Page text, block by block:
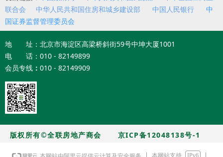
联合会
中华人民共和国住房和城乡建设部 中国人民银行
中
国证券监督管理委员会
地 址：北京市海淀区高梁桥斜街59号中坤大厦1001
电 话：010 - 82149899
会员专线 ： 010 - 82149909
版权所有©全联房地产商会 京ICP备12048138号-1
本网站支持 IPv6